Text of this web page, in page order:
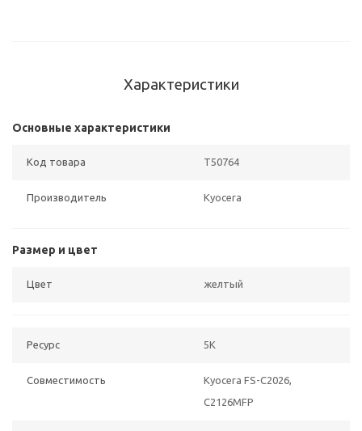
Характеристики
Основные характеристики
Код товара T50764
Производитель Kyocera
Размер и цвет
Цвет желтый
Ресурс 5K
Совместимость
Kyocera FS-C2026,
C2126MFP